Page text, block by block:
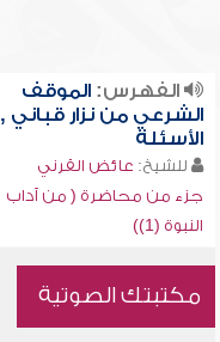
الفهرس:الموقف
الشرعي من نزار قباني ,
الأسئلة
للشيخ: عائض القرني
جزء من محاضرة ( من آداب
النبوة (1))
مكتبتك الصوتية